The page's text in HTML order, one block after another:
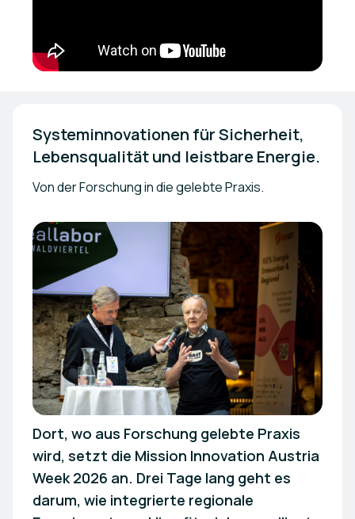
Systeminnovationen für Sicherheit,
Lebensqualität und leistbare Energie.
Von der Forschung in die gelebte Praxis.
Dort, wo aus Forschung gelebte Praxis
wird, setzt die Mission Innovation Austria
Week 2026 an. Drei Tage lang geht es
darum, wie integrierte regionale